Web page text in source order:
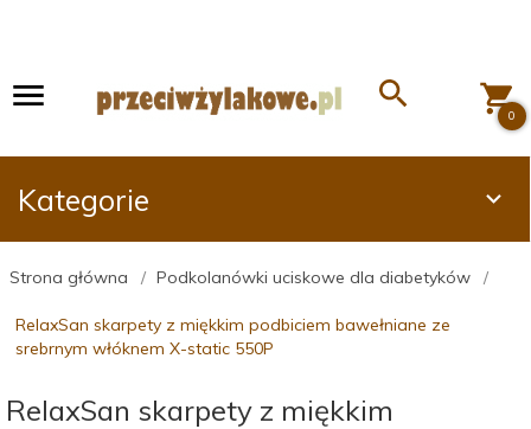
0
Kategorie
Strona główna Podkolanówki uciskowe dla diabetyków
RelaxSan skarpety z miękkim podbiciem bawełniane ze
srebrnym włóknem X-static 550P
RelaxSan skarpety z miękkim